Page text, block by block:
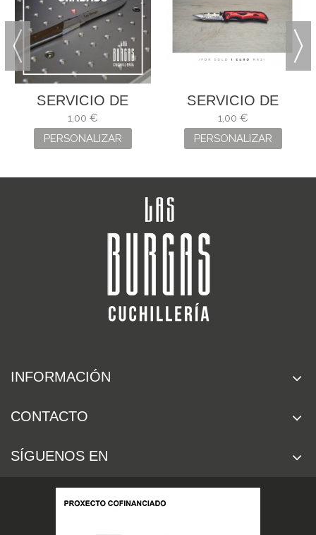
SERVICIO DE
GRABADO
1,00 €
PERSONALIZAR
SERVICIO DE
GRABADO
1,00 €
PERSONALIZAR
INFORMACIÓN
CONTACTO
SÍGUENOS EN